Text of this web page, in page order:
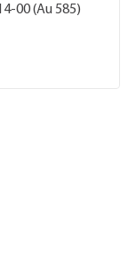
00 (Au 585)